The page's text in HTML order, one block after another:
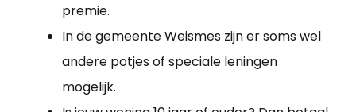
premie.
In de gemeente Weismes zijn er soms wel
andere potjes of speciale leningen
mogelijk.